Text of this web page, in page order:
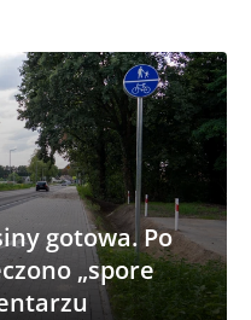
gotowa. Po
„spore